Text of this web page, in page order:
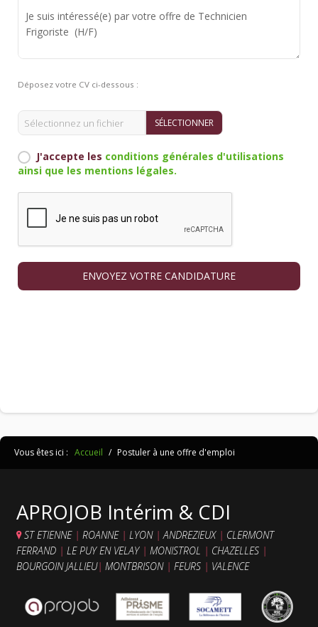
Déposez votre CV ci-dessous :
SÉLECTIONNER
J'accepte les conditions générales d'utilisations
ainsi que les mentions légales.
ENVOYEZ VOTRE CANDIDATURE
Vous êtes ici : Accueil / Postuler à une offre d'emploi
APROJOB Intérim & CDI
ST ETIENNE| ROANNE | LYON |ANDREZIEUX | CLERMONT
FERRAND | LE PUY EN VELAY| MONISTROL | CHAZELLES |
BOURGOIN JALLIEU| MONTBRISON | FEURS | VALENCE